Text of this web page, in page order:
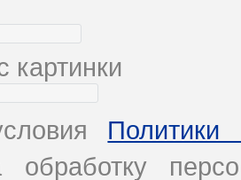
картинки
Политики
обработку